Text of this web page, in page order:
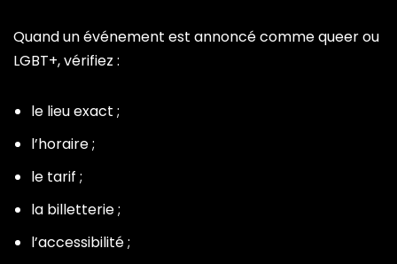
Quand un événement est annoncé comme queer ou
LGBT+, vérifiez :
le lieu exact ;
l’horaire ;
le tarif ;
la billetterie ;
l’accessibilité ;